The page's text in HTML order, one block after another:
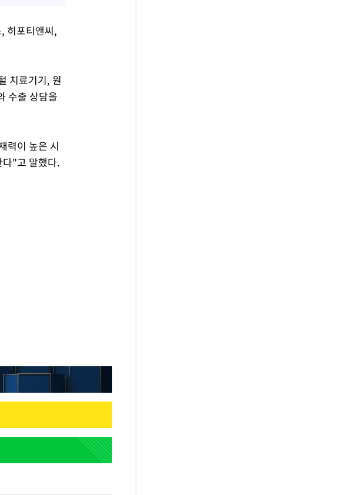
히포티앤씨,
치료기기, 원
수출 상담을
력이 높은 시
다"고 말했다.